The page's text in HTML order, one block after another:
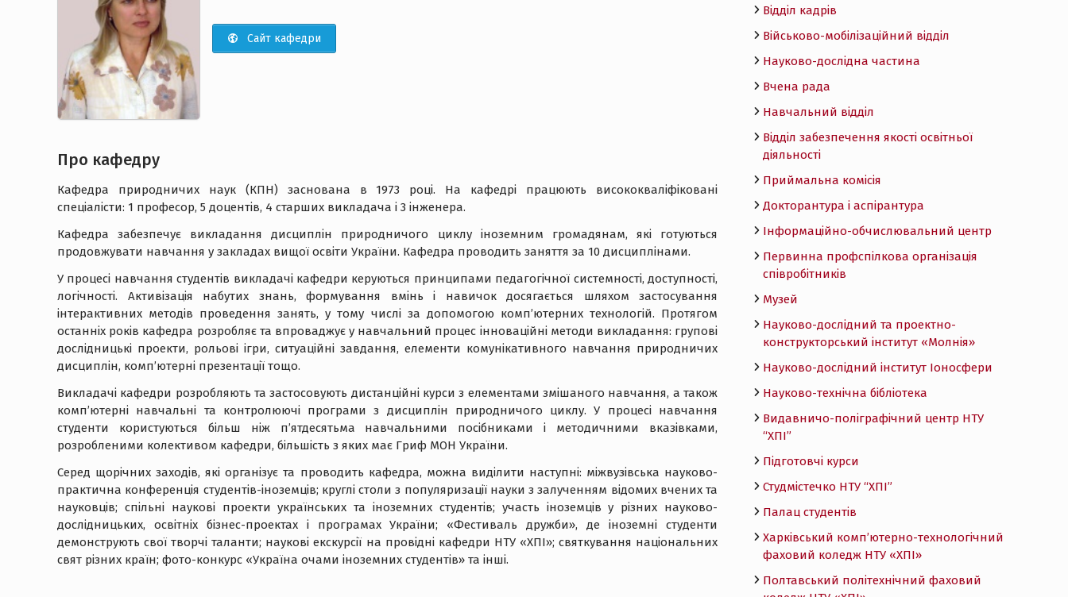
Сайт кафедри
Про кафедру
Кафедра природничих наук (КПН) заснована в 1973 році. На кафедрі працюють висококваліфіковані
спеціалісти: 1 професор, 5 доцентів, 4 старших викладача і 3 інженера.
Кафедра забезпечує викладання дисциплін природничого циклу іноземним громадянам, які готуються
продовжувати навчання у закладах вищої освіти України. Кафедра проводить заняття за 10 дисциплінами.
У процесі навчання студентів викладачі кафедри керуються принципами педагогічної системності, доступності,
логічності. Активізація набутих знань, формування вмінь і навичок досягається шляхом застосування
інтерактивних методів проведення занять, у тому числі за допомогою комп’ютерних технологій. Протягом
останніх років кафедра розробляє та впроваджує у навчальний процес інноваційні методи викладання: групові
дослідницькі проекти, рольові ігри, ситуаційні завдання, елементи комунікативного навчання природничих
дисциплін, комп’ютерні презентації тощо.
Викладачі кафедри розробляють та застосовують дистанційні курси з елементами змішаного навчання, а також
комп’ютерні навчальні та контролюючі програми з дисциплін природничого циклу. У процесі навчання
студенти користуються більш ніж п’ятдесятьма навчальними посібниками і методичними вказівками,
розробленими колективом кафедри, більшість з яких має Гриф МОН України.
Серед щорічних заходів, які організує та проводить кафедра, можна виділити наступні: міжвузівська науково-
практична конференція студентів-іноземців; круглі столи з популяризації науки з залученням відомих вчених та
науковців; спільні наукові проекти українських та іноземних студентів; участь іноземців у різних науково-
дослідницьких, освітніх бізнес-проектах і програмах України; «Фестиваль дружби», де іноземні студенти
демонструють свої творчі таланти; наукові екскурсії на провідні кафедри НТУ «ХПІ»; святкування національних
свят різних країн; фото-конкурс «Україна очами іноземних студентів» та інші.
Відділ кадрів
Військово-мобілізаційний відділ
Науково-дослідна частина
Вчена рада
Навчальний відділ
Відділ забезпечення якості освітньої
діяльності
Приймальна комісія
Докторантура і аспірантура
Інформаційно-обчислювальний центр
Первинна профспілкова організація
співробітників
Музей
Науково-дослідний та проектно-
конструкторський інститут «Молнія»
Науково-дослідний інститут Іоносфери
Науково-технічна бібліотека
Видавничо-поліграфічний центр НТУ
“ХПІ”
Підготовчі курси
Студмістечко НТУ “ХПІ”
Палац студентів
Харківський комп’ютерно-технологічний
фаховий коледж НТУ «ХПI»
Полтавський політехнічний фаховий